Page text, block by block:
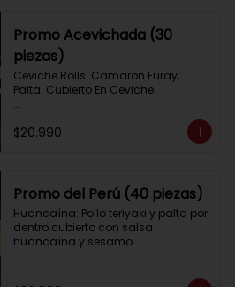
Promo Acevichada (30
piezas)
Ceviche Rolls: Camaron Furay,
Palta. Cubierto En Ceviche.
Acevichado Rolls: Camaron Furay,
Palta. Cubierto Con Pescado Blanco
queso crema y palta, frito en panko.
Coronado con salsa acevichada,
toques de cebolla, aji limo y cilantro
$20.990
Promo del Perú (40 piezas)
Huancaína: Pollo teriyaki y palta por
dentro cubierto con salsa
huancaína y sesamo.
dentro cubierto con lomo fino